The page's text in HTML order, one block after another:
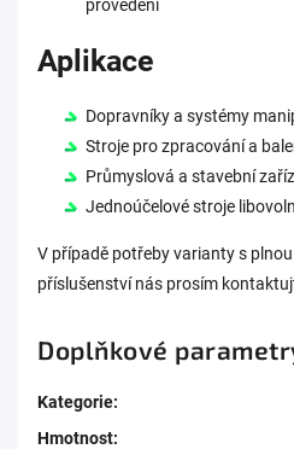
provedení
Aplikace
Dopravníky a systémy
Stroje pro zpracování a
Průmyslová a stavební
Jednoúčelové stroje
V případě potřeby varianty s
příslušenství nás prosím
Doplňkové
Kategorie:
Hmotnost: